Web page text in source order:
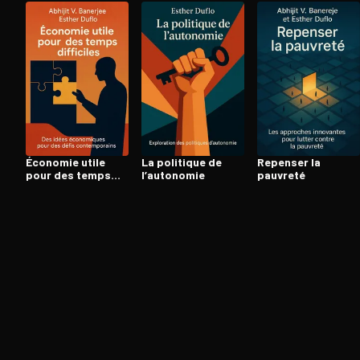
Ouvre l'app Appareil photo, pointe sur le code. C'est
Économie utile
pour des temps
La politique de
l’autonomie
Repenser la
pauvreté